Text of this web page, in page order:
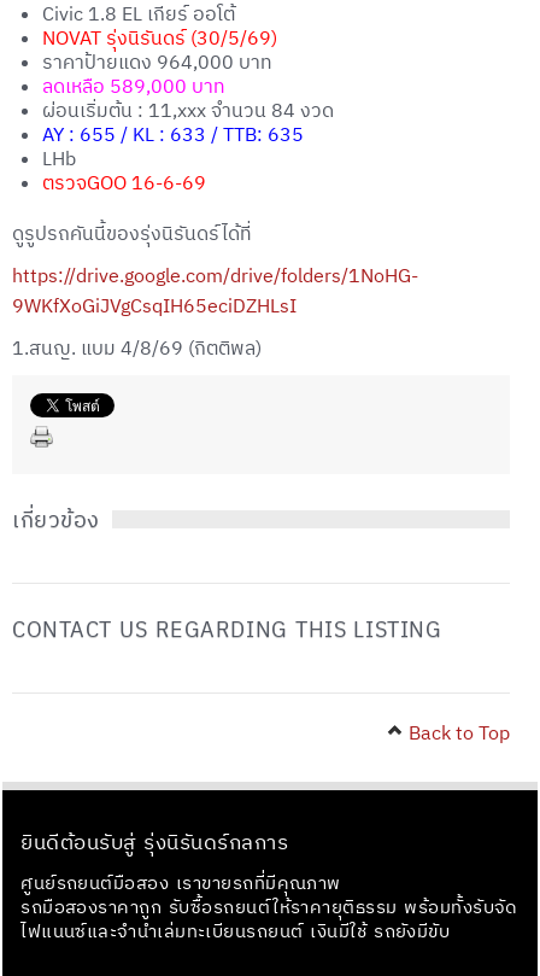
Civic 1.8 EL เกียร์ ออโต้
NOVAT รุ่งนิรันดร์ (30/5/69)
ราคาป้ายแดง 964,000 บาท
ลดเหลือ 589,000 บาท
ผ่อนเริ่มต้น : 11,xxx จำนวน 84 งวด
AY : 655 / KL : 633 / TTB: 635
LHb
ตรวจGOO 16-6-69
ดูรูปรถคันนี้ของรุ่งนิรันดร์ได้ที่
https://drive.google.com/drive/folders/1NoHG-
9WKfXoGiJVgCsqIH65eciDZHLsI
1.สนญ. แบม 4/8/69 (กิตติพล)
เกี่ยวข้อง
CONTACT US REGARDING THIS LISTING
Back to Top
ยินดีต้อนรับสู่ รุ่งนิรันดร์กลการ
ศูนย์รถยนต์มือสอง เราขายรถที่มีคุณภาพ
รถมือสองราคาถูก รับซื้อรถยนต์ให้ราคายุติธรรม พร้อมทั้งรับจัด
ไฟแนนซ์และจำนำเล่มทะเบียนรถยนต์ เงินมีใช้ รถยังมีขับ